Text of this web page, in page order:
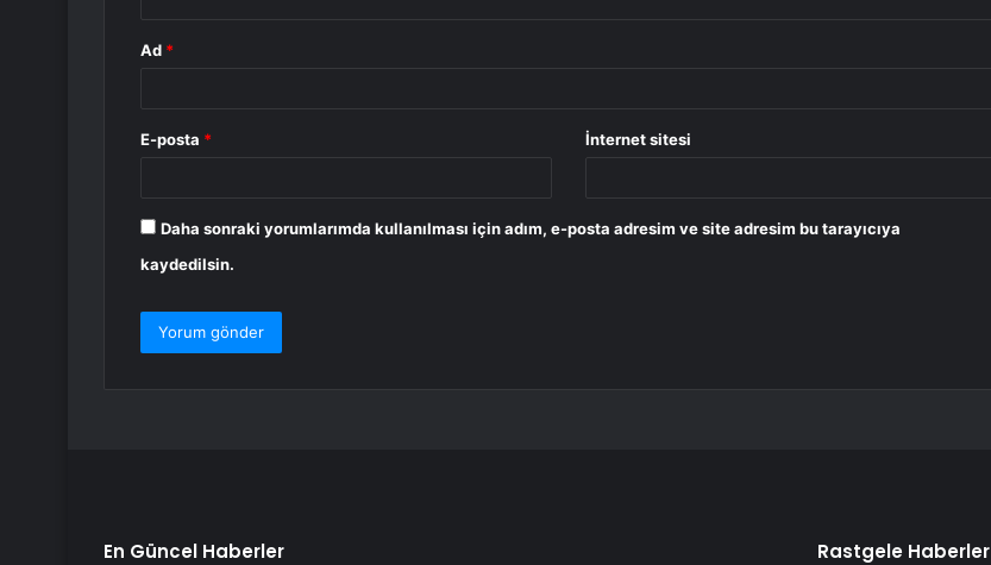
Ad *
E-posta * İnternet sitesi
Daha sonraki yorumlarımda kullanılması için adım, e-posta adresim ve site adresim bu tarayıcıya
kaydedilsin.
En Güncel Haberler Rastgele Haberler